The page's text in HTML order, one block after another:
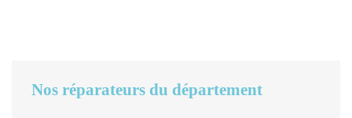
Nos réparateurs du département